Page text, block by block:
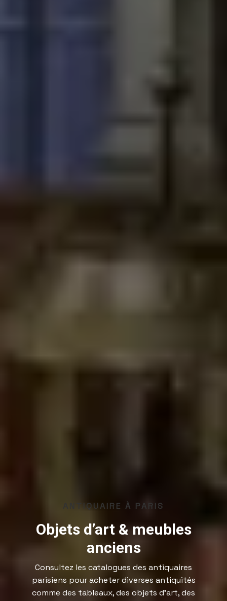
ANTIQUAIRE À PARIS
Objets d’art & meubles
anciens
Consultez les catalogues des antiquaires
parisiens pour acheter diverses antiquités
comme des tableaux, des objets d’art, des